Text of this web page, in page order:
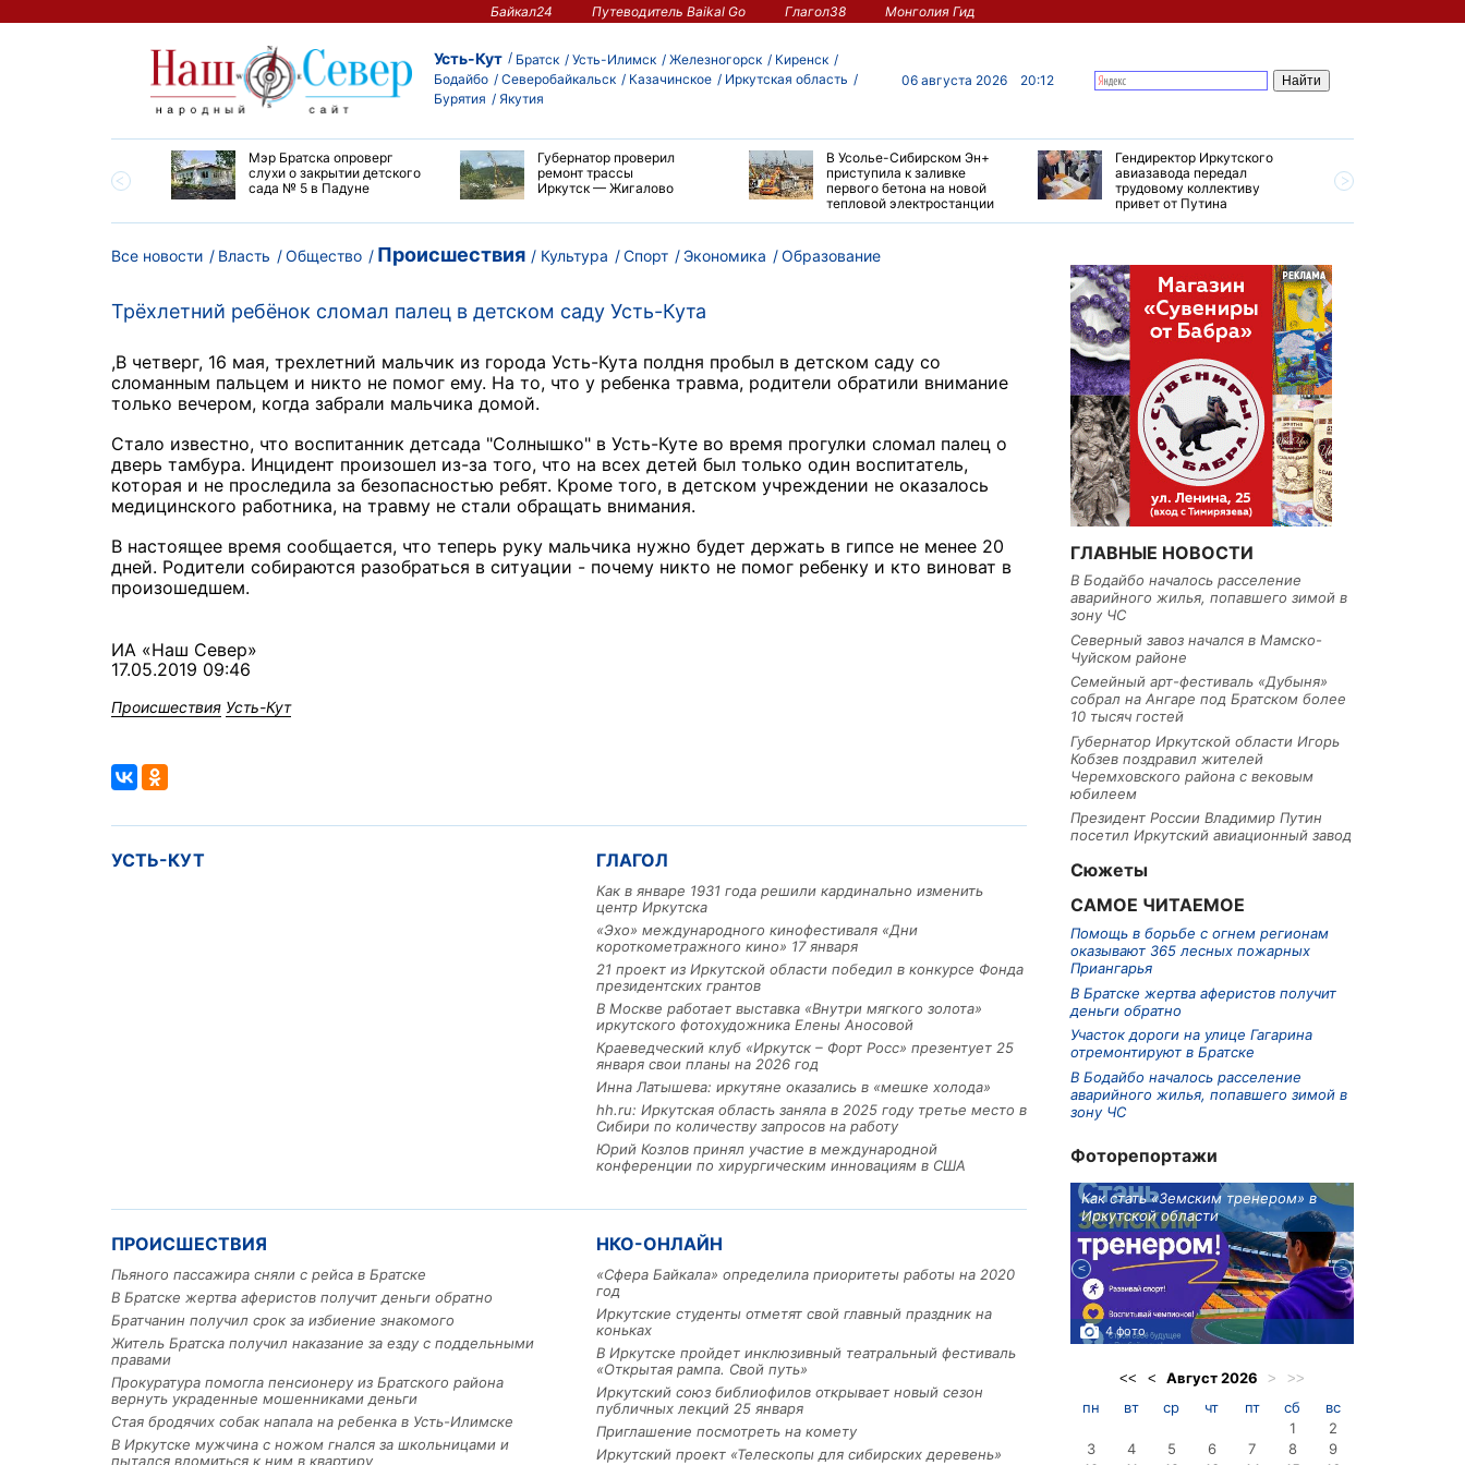
Байкал24 Путеводитель Baikal Go Глагол38 Монголия Гид
Усть-Кут Братск Усть-Илимск Железногорск
Киренск
Бодайбо
Северобайкальск Казачинское
Иркутская область
Бурятия
Якутия
06 августа 2026 20:12
Мэр Братска опроверг
слухи о закрытии детского
сада № 5 в Падуне
Губернатор проверил
ремонт трассы
Иркутск — Жигалово
В Усолье-Сибирском Эн+
приступила к заливке
первого бетона на новой
тепловой электростанции
Гендиректор Иркутского
авиазавода передал
трудовому коллективу
привет от Путина
Все новости Власть Общество Происшествия Культура Спорт Экономика Образование
Трёхлетний ребёнок сломал палец в детском саду Усть-Кута
,В четверг, 16 мая, трехлетний мальчик из города Усть-Кута полдня пробыл в детском саду со
сломанным пальцем и никто не помог ему. На то, что у ребенка травма, родители обратили внимание
только вечером, когда забрали мальчика домой.
Стало известно, что воспитанник детсада "Солнышко" в Усть-Куте во время прогулки сломал палец о
дверь тамбура. Инцидент произошел из-за того, что на всех детей был только один воспитатель,
которая и не проследила за безопасностью ребят. Кроме того, в детском учреждении не оказалось
медицинского работника, на травму не стали обращать внимания.
В настоящее время сообщается, что теперь руку мальчика нужно будет держать в гипсе не менее 20
дней. Родители собираются разобраться в ситуации - почему никто не помог ребенку и кто виноват в
произошедшем.
ИА «Наш Север»
17.05.2019 09:46
Происшествия Усть-Кут
УСТЬ-КУТ ГЛАГОЛ
Как в январе 1931 года решили кардинально изменить
центр Иркутска
«Эхо» международного кинофестиваля «Дни
короткометражного кино» 17 января
21 проект из Иркутской области победил в конкурсе Фонда
президентских грантов
В Москве работает выставка «Внутри мягкого золота»
иркутского фотохудожника Елены Аносовой
Краеведческий клуб «Иркутск – Форт Росс» презентует 25
января свои планы на 2026 год
Инна Латышева: иркутяне оказались в «мешке холода»
hh.ru: Иркутская область заняла в 2025 году третье место в
Сибири по количеству запросов на работу
Юрий Козлов принял участие в международной
конференции по хирургическим инновациям в США
ПРОИСШЕСТВИЯ
Пьяного пассажира сняли с рейса в Братске
В Братске жертва аферистов получит деньги обратно
Братчанин получил срок за избиение знакомого
Житель Братска получил наказание за езду с поддельными
правами
Прокуратура помогла пенсионеру из Братского района
вернуть украденные мошенниками деньги
Стая бродячих собак напала на ребенка в Усть-Илимске
В Иркутске мужчина с ножом гнался за школьницами и
пытался вломиться к ним в квартиру
НКО-ОНЛАЙН
«Сфера Байкала» определила приоритеты работы на 2020
год
Иркутские студенты отметят свой главный праздник на
коньках
В Иркутске пройдет инклюзивный театральный фестиваль
«Открытая рампа. Свой путь»
Иркутский союз библиофилов открывает новый сезон
публичных лекций 25 января
Приглашение посмотреть на комету
Иркутский проект «Телескопы для сибирских деревень»
ГЛАВНЫЕ НОВОСТИ
В Бодайбо началось расселение
аварийного жилья, попавшего зимой в
зону ЧС
Северный завоз начался в Мамско-
Чуйском районе
Семейный арт-фестиваль «Дубыня»
собрал на Ангаре под Братском более
10 тысяч гостей
Губернатор Иркутской области Игорь
Кобзев поздравил жителей
Черемховского района с вековым
юбилеем
Президент России Владимир Путин
посетил Иркутский авиационный завод
Сюжеты
САМОЕ ЧИТАЕМОЕ
Помощь в борьбе с огнем регионам
оказывают 365 лесных пожарных
Приангарья
В Братске жертва аферистов получит
деньги обратно
Участок дороги на улице Гагарина
отремонтируют в Братске
В Бодайбо началось расселение
аварийного жилья, попавшего зимой в
зону ЧС
Фоторепортажи
рублей получит
Как стать «Земским тренером» в
Иркутской области
4 фото
<< < Август2026 > >>
пн вт ср чт пт сб
вс
1
2
3
4 5 6 7 8
9